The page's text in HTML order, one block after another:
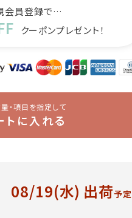
会員登録で…
クーポンプレゼント！
・項目を指定して
トに入れる
08/19(水) 出荷予定